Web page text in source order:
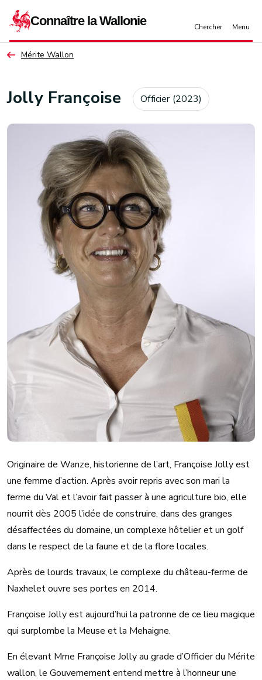
Mérite Wallon
Jolly Françoise Officier (2023)
Originaire de Wanze, historienne de l’art, Françoise Jolly est
une femme d’action. Après avoir repris avec son mari la
ferme du Val et l’avoir fait passer à une agriculture bio, elle
nourrit dès 2005 l’idée de construire, dans des granges
désaffectées du domaine, un complexe hôtelier et un golf
dans le respect de la faune et de la flore locales.
Après de lourds travaux, le complexe du château-ferme de
Naxhelet ouvre ses portes en 2014.
Françoise Jolly est aujourd’hui la patronne de ce lieu magique
qui surplombe la Meuse et la Mehaigne.
En élevant Mme Françoise Jolly au grade d’Officier du Mérite
wallon, le Gouvernement entend mettre à l’honneur une